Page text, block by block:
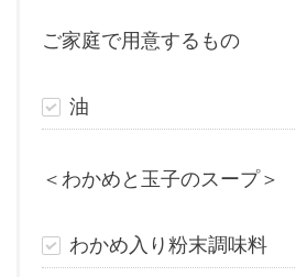
ご家庭で用意するもの
油
＜わかめと玉子のスープ＞
わかめ入り粉末調味料